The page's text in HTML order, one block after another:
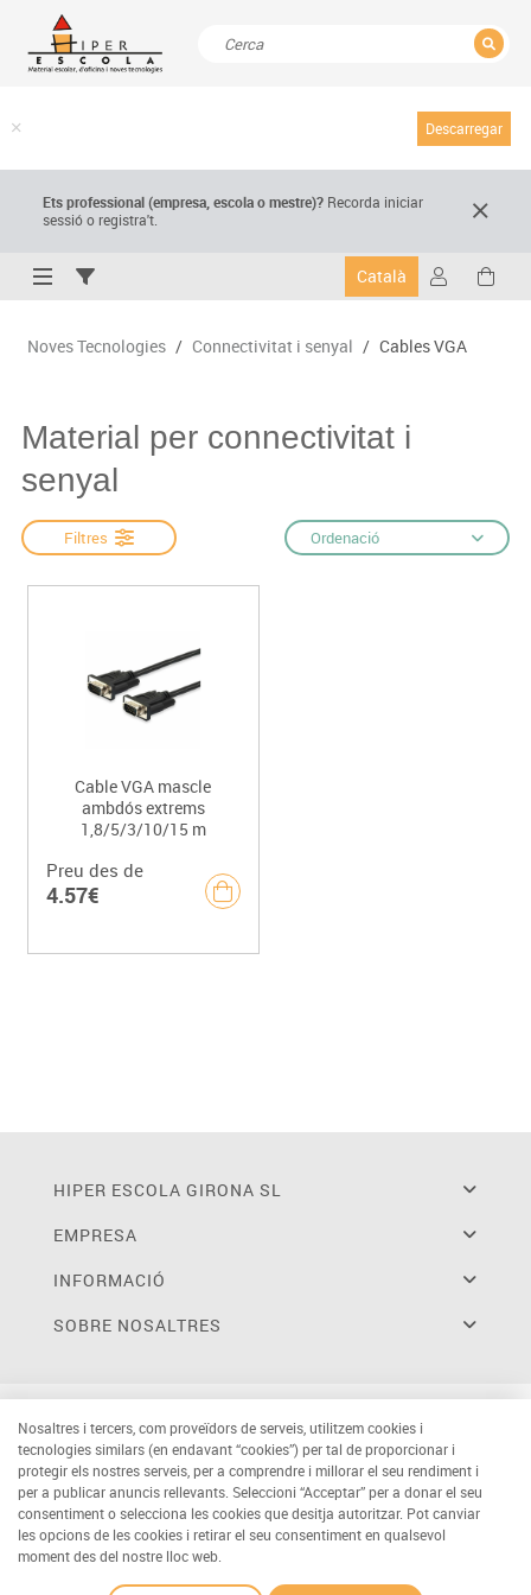
Descarregar
Ets professional (empresa,escola o mestre)? Recorda iniciar
sessió o registra't.
Català
Noves Tecnologies / Connectivitat i senyal / Cables VGA
Material per connectivitat i
senyal
Filtres Ordenació
Cable VGA mascle
ambdós extrems
1,8/5/3/10/15 m
Preu des de
4.57€
HIPER ESCOLA GIRONA SL
EMPRESA
INFORMACIÓ
SOBRE NOSALTRES
Nosaltres i tercers, com proveïdors de serveis, utilitzem cookies i
tecnologies similars (en endavant “cookies”) per tal de proporcionar i
protegir els nostres serveis, per a comprendre i millorar el seu rendiment i
per a publicar anuncis rellevants. Seleccioni “Acceptar” per a donar el seu
consentiment o selecciona les cookies que desitja autoritzar. Pot canviar
les opcions de les cookies i retirar el seu consentiment en qualsevol
moment des del nostre lloc web.